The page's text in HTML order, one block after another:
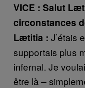
VICE : Salut
circonstances
Lætitia : J’étais
supportais plus
infernal. Je
être là –